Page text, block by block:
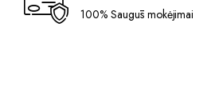
100% Saugūs mokėjimai